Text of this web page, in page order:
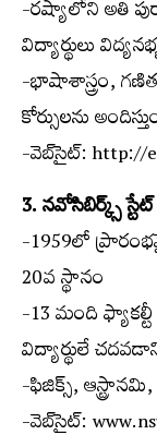
-రష్యాలోని అతి
విద్యార్థులు
-భాషాశాస్త్రం,
కోర్సులను
-వెబ్‌సైట్: http://
3. నవోసిబిర్క్స్
-1959లో
20వ స్థానం
-13 మంది
విద్యార్థులే
-ఫిజిక్స్,
-వెబ్‌సైట్: